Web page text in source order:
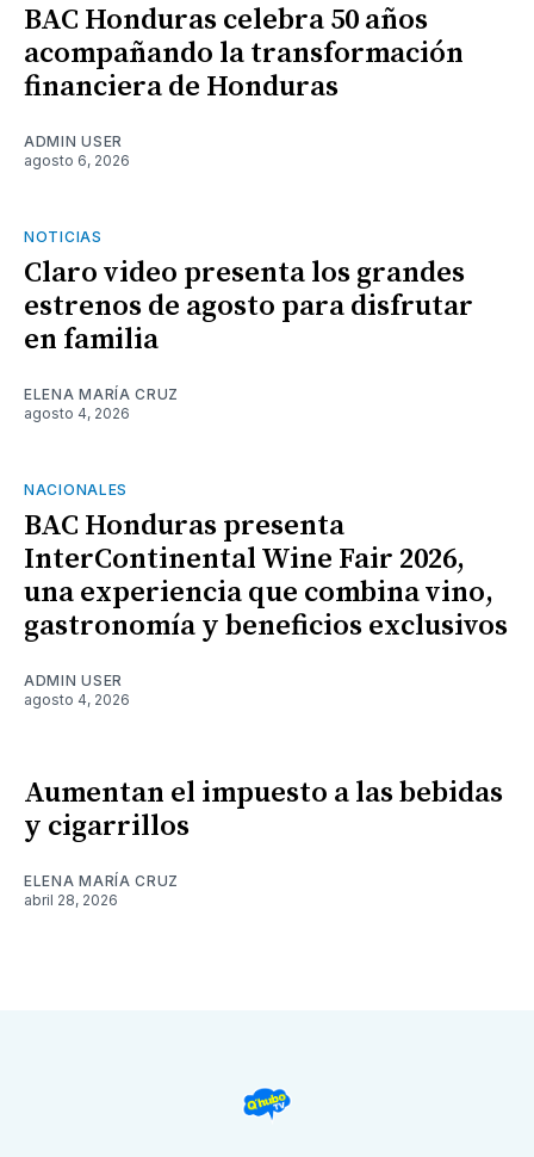
BAC Honduras celebra 50 años
acompañando la transformación
financiera de Honduras
ADMIN USER
agosto 6, 2026
NOTICIAS
Claro video presenta los grandes
estrenos de agosto para disfrutar
en familia
ELENA MARÍA CRUZ
agosto 4, 2026
NACIONALES
BAC Honduras presenta
InterContinental Wine Fair 2026,
una experiencia que combina vino,
gastronomía y beneficios exclusivos
ADMIN USER
agosto 4, 2026
Aumentan el impuesto a las bebidas
y cigarrillos
ELENA MARÍA CRUZ
abril 28, 2026